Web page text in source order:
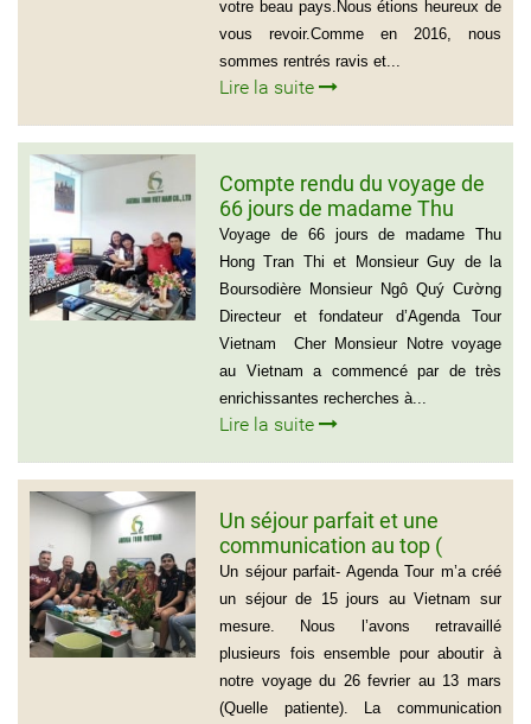
votre beau pays.Nous étions heureux de
vous revoir.Comme en 2016, nous
sommes rentrés ravis et...
Lire la suite
Compte rendu du voyage de
66 jours de madame Thu
Hong Tran Thi et Monsieur
Guy de la Boursodière
Voyage de 66 jours de madame Thu
Hong Tran Thi et Monsieur Guy de la
Boursodière Monsieur Ngô Quý Cường
Directeur et fondateur d’Agenda Tour
Vietnam Cher Monsieur Notre voyage
au Vietnam a commencé par de très
enrichissantes recherches à...
Lire la suite
Un séjour parfait et une
communication au top (
Groupe de la famille de Mr
PASCAL CESCON)
Un séjour parfait- Agenda Tour m’a créé
un séjour de 15 jours au Vietnam sur
mesure. Nous l’avons retravaillé
plusieurs fois ensemble pour aboutir à
notre voyage du 26 fevrier au 13 mars
(Quelle patiente). La communication